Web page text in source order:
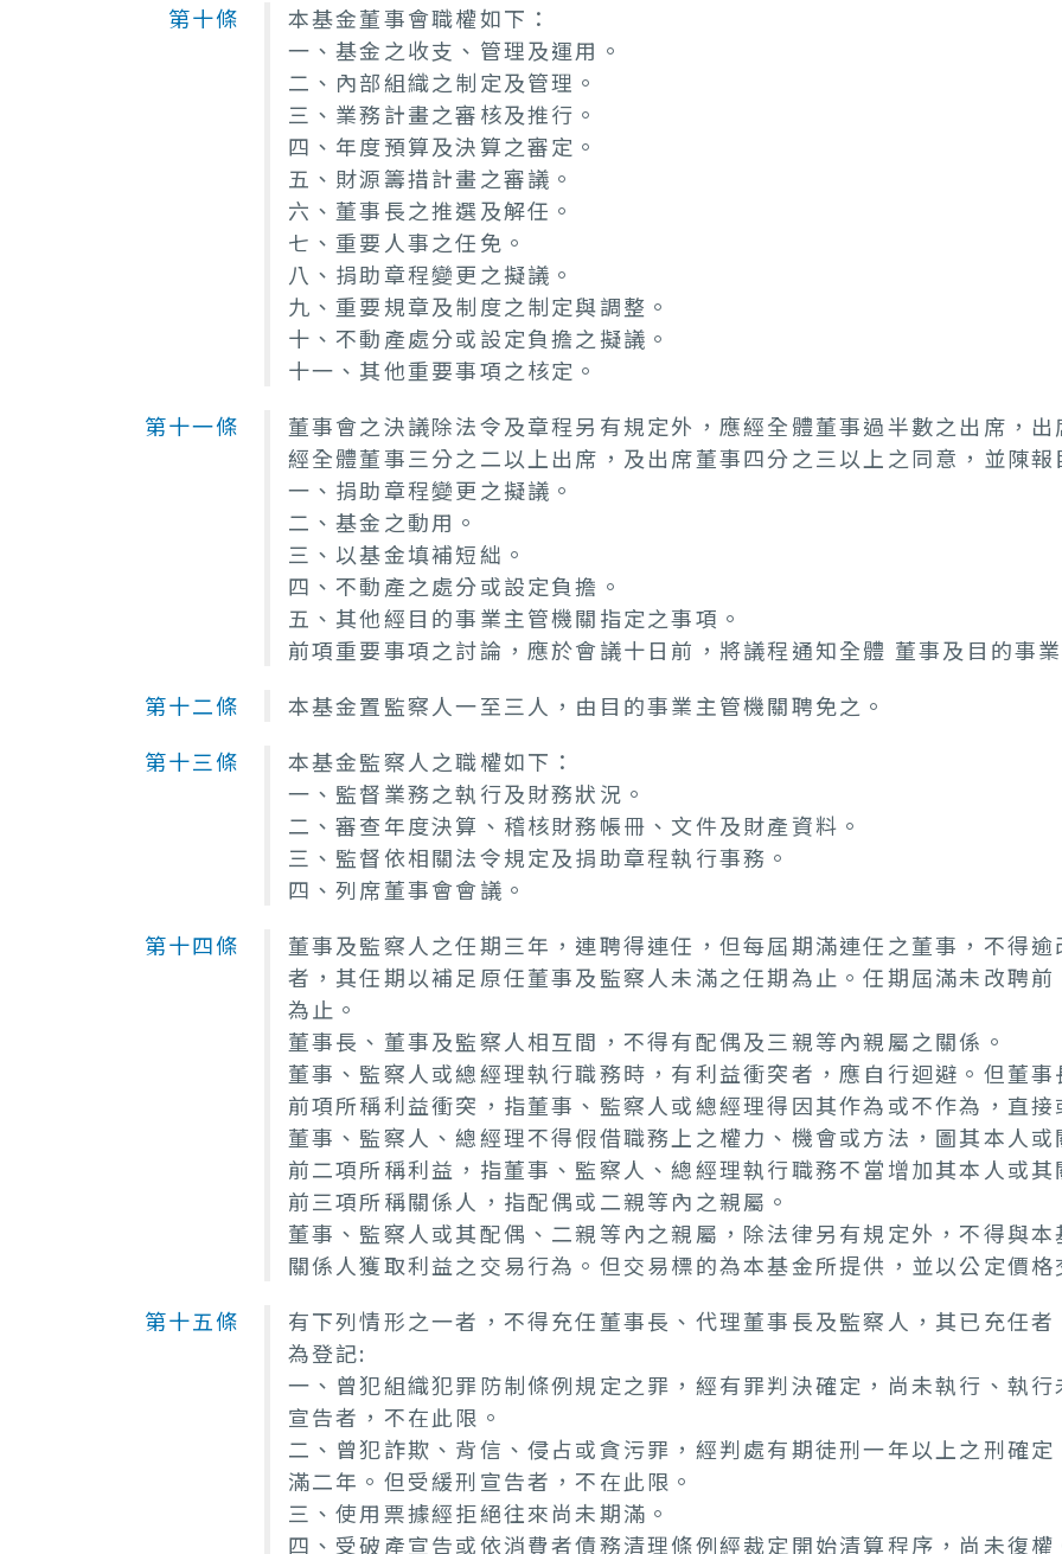
第十條
本基金董事會職權如下：
一、基金之收支、管理及運用。
二、內部組織之制定及管理。
三、業務計畫之審核及推行。
四、年度預算及決算之審定。
五、財源籌措計畫之審議。
六、董事長之推選及解任。
七、重要人事之任免。
八、捐助章程變更之擬議。
九、重要規章及制度之制定與調整。
十、不動產處分或設定負擔之擬議。
十一、其他重要事項之核定。
第十一條
董事會之決議除法令及章程另有規定外，應經全體董事過半數之出席，
經全體董事三分之二以上出席，及出席董事四分之三以上之同意，並陳
一、捐助章程變更之擬議。
二、基金之動用。
三、以基金填補短絀。
四、不動產之處分或設定負擔。
五、其他經目的事業主管機關指定之事項。
前項重要事項之討論，應於會議十日前，將議程通知全體 董事及目的事
第十二條
本基金置監察人一至三人，由目的事業主管機關聘免之。
第十三條
本基金監察人之職權如下：
一、監督業務之執行及財務狀況。
二、審查年度決算、稽核財務帳冊、文件及財產資料。
三、監督依相關法令規定及捐助章程執行事務。
四、列席董事會會議。
第十四條
董事及監察人之任期三年，連聘得連任，但每屆期滿連任之董事，不得
者，其任期以補足原任董事及監察人未滿之任期為止。任期屆滿未改聘
為止。
董事長、董事及監察人相互間，不得有配偶及三親等內親屬之關係。
董事、監察人或總經理執行職務時，有利益衝突者，應自行迴避。但董事
前項所稱利益衝突，指董事、監察人或總經理得因其作為或不作為，直
董事、監察人、總經理不得假借職務上之權力、機會或方法，圖其本人或
前二項所稱利益，指董事、監察人、總經理執行職務不當增加其本人或
前三項所稱關係人，指配偶或二親等內之親屬。
董事、監察人或其配偶、二親等內之親屬，除法律另有規定外，不得與
關係人獲取利益之交易行為。但交易標的為本基金所提供，並以公定價格
第十五條
有下列情形之一者，不得充任董事長、代理董事長及監察人，其已充任
為登記:
一、曾犯組織犯罪防制條例規定之罪，經有罪判決確定，尚未執行、執
宣告者，不在此限。
二、曾犯詐欺、背信、侵占或貪污罪，經判處有期徒刑一年以上之刑確
滿二年。但受緩刑宣告者，不在此限。
三、使用票據經拒絕往來尚未期滿。
四、受破產宣告或依消費者債務清理條例經裁定開始清算程序，尚未復權